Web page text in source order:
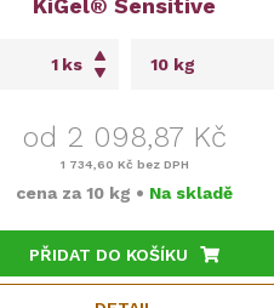
KiGel® Sensitive
ks
od 2 098,87 Kč
1 734,60 Kč bez DPH
cena za10 kg • Na skladě
PŘIDAT DO KOŠÍKU